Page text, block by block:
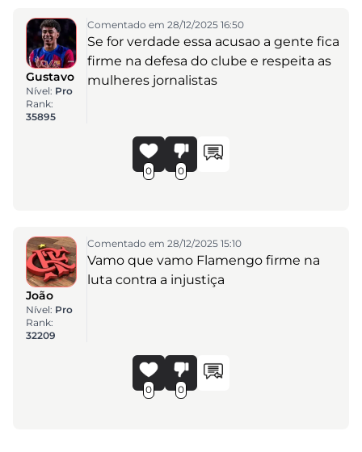
Gustavo
Nível: Pro
Rank:
35895
Comentado em 28/12/2025 16:50
Se for verdade essa acusao a gente fica
firme na defesa do clube e respeita as
mulheres jornalistas
0 0
João
Nível: Pro
Rank:
32209
Comentado em 28/12/2025 15:10
Vamo que vamo Flamengo firme na
luta contra a injustiça
0 0